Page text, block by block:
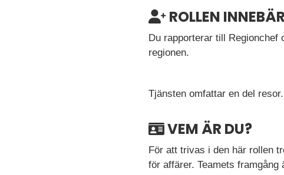
ROLLEN
Du rapporterar till Regionchef
regionen.
Tjänsten omfattar en del resor.
VEM ÄR DU?
För att trivas i den här rollen
för affärer. Teamets